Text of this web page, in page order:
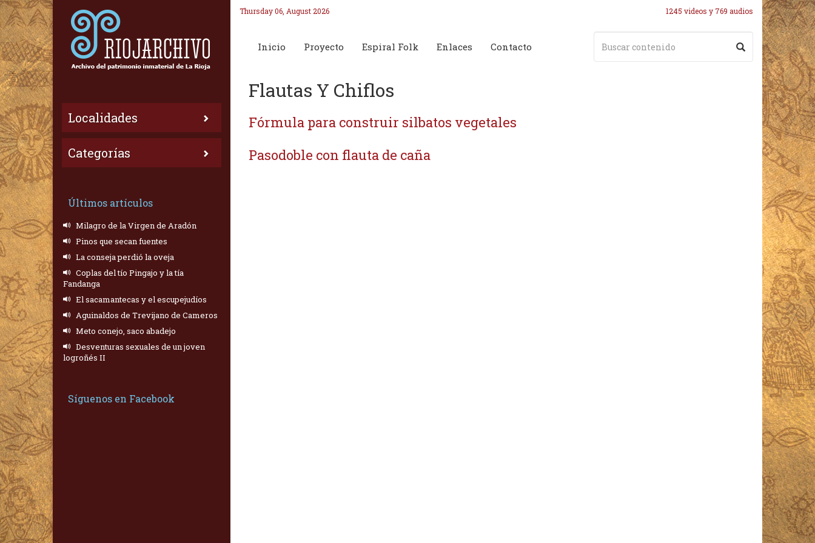
Localidades
Categorías
Últimos artículos
Milagro de la Virgen de Aradón
Pinos que secan fuentes
La conseja perdió la oveja
Coplas del tío Pingajo y la tía
Fandanga
El sacamantecas y el escupejudíos
Aguinaldos de Trevijano de Cameros
Meto conejo, saco abadejo
Desventuras sexuales de un joven
logroñés II
Síguenos en Facebook
Thursday 06, August 2026 1245 videos y 769 audios
Inicio Proyecto Espiral Folk Enlaces Contacto
Flautas Y Chiflos
Fórmula para construir silbatos vegetales
Pasodoble con flauta de caña